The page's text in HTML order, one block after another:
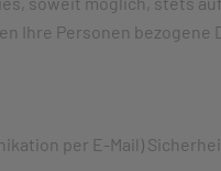
Ihre Personen bezogene
per E-Mail)